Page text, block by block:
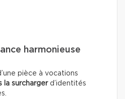
harmonieuse
pièce à vocations
la surchargerd’identités